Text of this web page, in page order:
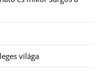
világa